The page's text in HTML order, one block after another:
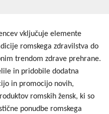
vključuje elemente
romskega zdravilstva do
trendom zdrave prehrane.
in pridobile dodatna
in promocijo novih,
romskih žensk, ki so
ponudbe romskega